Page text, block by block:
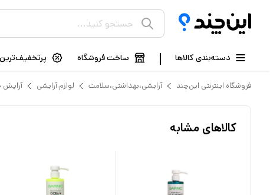
دسته‌بندی کالاها ساخت فروشگاه
فروشگاه اینترنتی این‌چند آرایشی،بهداشتی،سلامت لوازم آرایشی
کالاهای مشابه